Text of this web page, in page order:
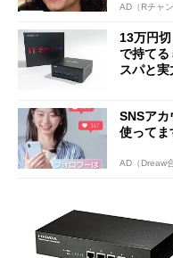
AD（Rチャン
13万円
で持てる
スパと
SNSアカ
使ってま
AD（Dreaw